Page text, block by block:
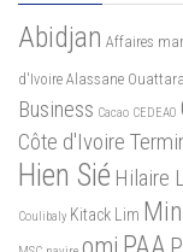
Abidjan Affaires
d'Ivoire Alassane Ouattara
Business Cacao CEDEAO
Côte d'Ivoire
Hien Sié Hilaire
Coulibaly Kitack Lim